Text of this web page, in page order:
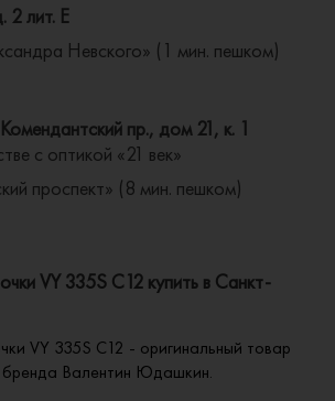
2 лит. Е
Невского» (1 мин. пешком)
пр., дом 21, к. 1
с оптикой «21 век»
проспект» (8 мин. пешком)
VY 335S C12 купить в Санкт-
VY 335S C12 - оригинальный товар
Валентин Юдашкин.